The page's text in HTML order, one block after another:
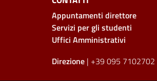
Appuntamenti direttore
Servizi per gli studenti
Uffici Amministrativi
Direzione| +39 095 7102702